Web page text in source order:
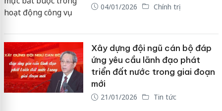
04/01/2026 Chính trị
Xây dựng đội ngũ cán bộ đáp
ứng yêu cầu lãnh đạo phát
triển đất nước trong giai đoạn
mới
21/01/2026 Tin tức